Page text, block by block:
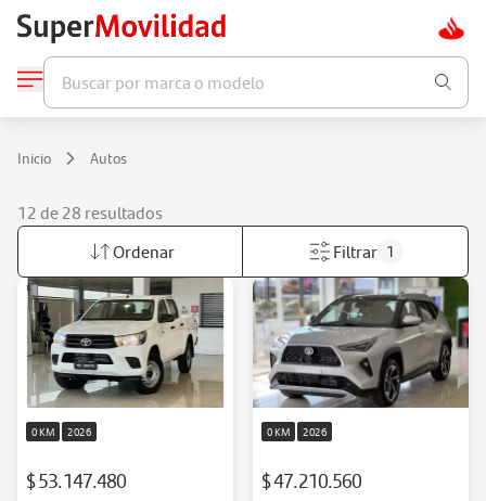
Buscar por marca o modelo
Inicio Autos
12 de 28 resultados
Ordenar
Filtrar 1
0 KM 2026
$ 53.147.480
0 KM 2026
$ 47.210.560